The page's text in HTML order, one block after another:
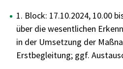
1. Block: 17.10.2024, 10.00
über die wesentlichen
in der Umsetzung der
Erstbegleitung; ggf.